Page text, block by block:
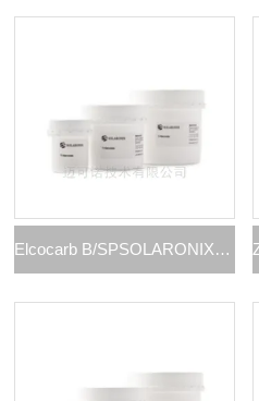
Elcocarb B/SPSOLARONIX钙钛矿导电碳层浆料 B/SP